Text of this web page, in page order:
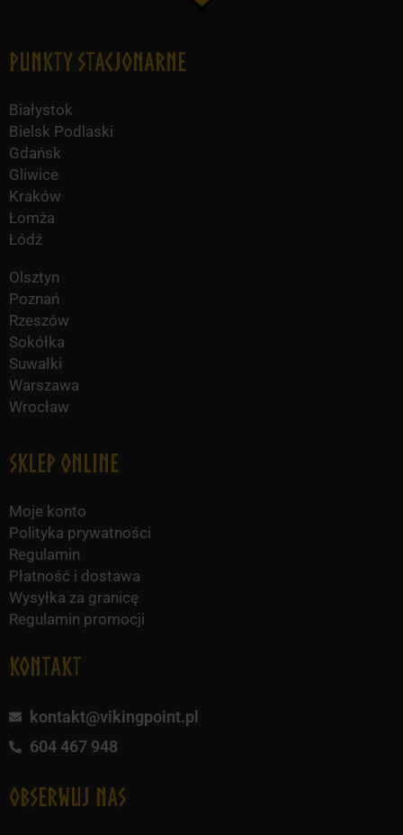
Punkty Stacjonarne
Białystok
Bielsk Podlaski
Gdańsk
Gliwice
Kraków
Łomża
Łódź
Olsztyn
Poznań
Rzeszów
Sokółka
Suwałki
Warszawa
Wrocław
Sklep online
Moje konto
Polityka prywatności
Regulamin
Płatność i dostawa
Wysyłka za granicę
Regulamin promocji
KONTAKT
kontakt@vikingpoint.pl
604 467 948
obserwuj nas